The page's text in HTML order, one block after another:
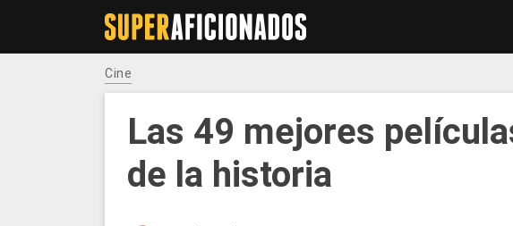
Cine
Las 49 mejores
de la historia